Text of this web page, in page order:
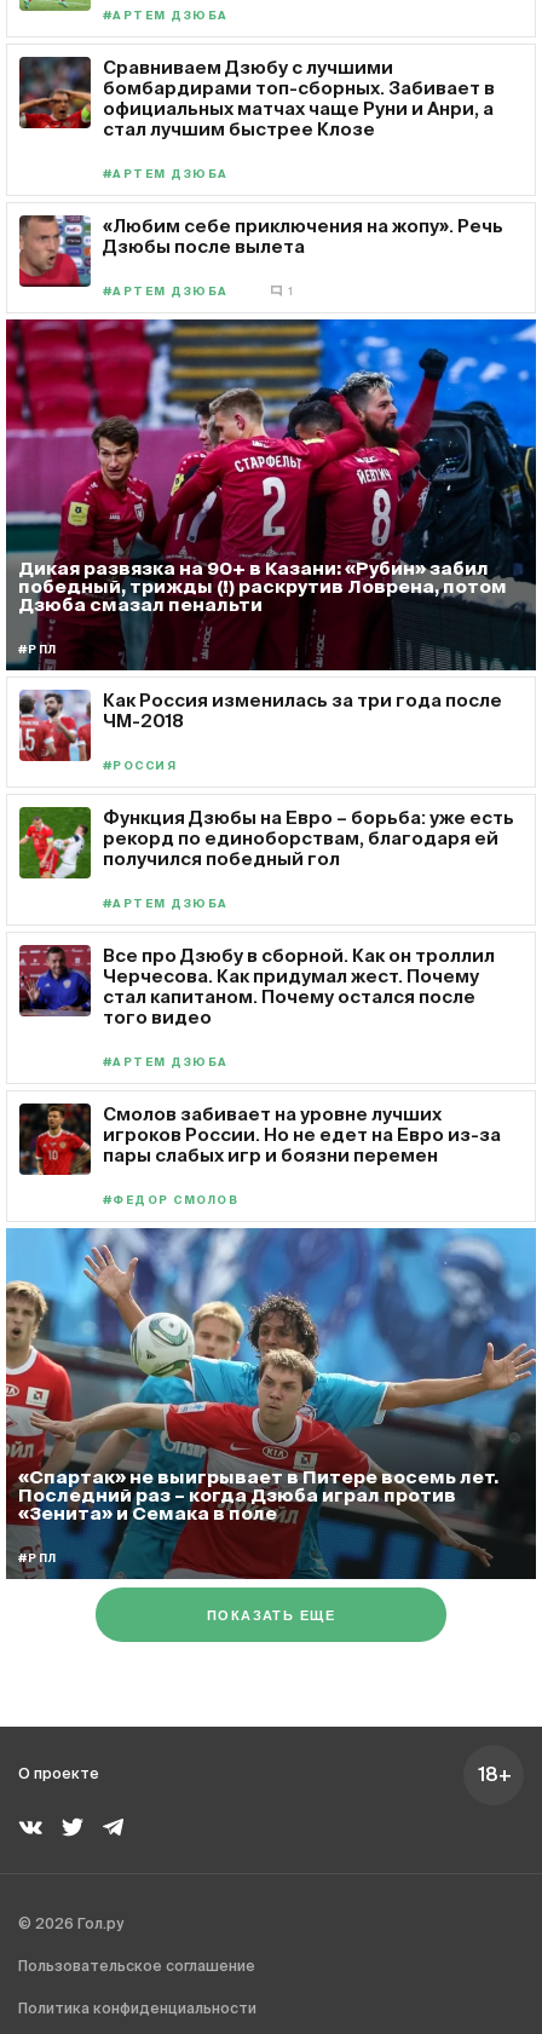
#АРТЕМ ДЗЮБА
Сравниваем Дзюбу с лучшими
бомбардирами топ-сборных. Забивает в
официальных матчах чаще Руни и Анри, а
стал лучшим быстрее Клозе
#АРТЕМ ДЗЮБА
«Любим себе приключения на жопу». Речь
Дзюбы после вылета
#АРТЕМ ДЗЮБА 1
Дикая развязка на 90+ в Казани: «Рубин» забил
победный, трижды (!) раскрутив Ловрена, потом
Дзюба смазал пенальти
#РПЛ
Как Россия изменилась за три года после
ЧМ-2018
#РОССИЯ
Функция Дзюбы на Евро – борьба: уже есть
рекорд по единоборствам, благодаря ей
получился победный гол
#АРТЕМ ДЗЮБА
Все про Дзюбу в сборной. Как он троллил
Черчесова. Как придумал жест. Почему
стал капитаном. Почему остался после
того видео
#АРТЕМ ДЗЮБА
Смолов забивает на уровне лучших
игроков России. Но не едет на Евро из-за
пары слабых игр и боязни перемен
#ФЕДОР СМОЛОВ
«Спартак» не выигрывает в Питере восемь лет.
Последний раз – когда Дзюба играл против
«Зенита» и Семака в поле
#РПЛ
ПОКАЗАТЬ ЕЩЕ
О проекте 18+
© 2026 Гол.ру
Пользовательское соглашение
Политика конфиденциальности